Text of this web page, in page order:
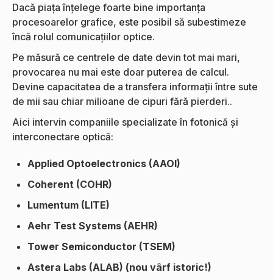
Dacă piața înțelege foarte bine importanța
procesoarelor grafice, este posibil să subestimeze
încă rolul comunicațiilor optice.
Pe măsură ce centrele de date devin tot mai mari,
provocarea nu mai este doar puterea de calcul.
Devine capacitatea de a transfera informații între sute
de mii sau chiar milioane de cipuri fără pierderi..
Aici intervin companiile specializate în fotonică și
interconectare optică:
Applied Optoelectronics (AAOI)
Coherent (COHR)
Lumentum (LITE)
Aehr Test Systems (AEHR)
Tower Semiconductor (TSEM)
Astera Labs (ALAB) (nou vârf istoric!)